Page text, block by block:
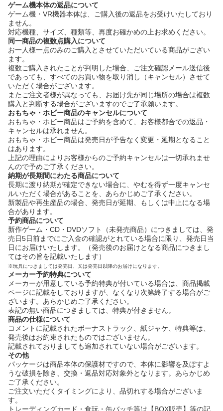
ゲーム機本体の返品について
ゲーム機・VR機器本体は、ご購入後の返品をお受けいたしており
ません。
対応機種、サイズ、種類等、再度お確かめの上お求めください。
同一商品の複数点購入について
お一人様一点のみのご購入とさせていただいている商品がござい
ます。
複数ご購入されたことが判明した場合、ご注文確認メール送信後
であっても、すべてのお買い物を取り消し（キャンセル）させて
いただく場合がございます。
またご注文者様が異なっても、お届け先が同じ場所の場合は複数
購入と判断する場合がございますのでご了承願います。
おもちゃ・ホビー商品のキャンセルについて
おもちゃ・ホビー商品はご予約を含めて、お客様都合での返品・
キャンセルは承れません。
おもちゃ・ホビー商品は発売日が予告なく変更・延期となること
はあります。
上記の理由によりお客様からのご予約キャンセルは一切承れませ
んので予めご了承ください。
納期が長期間にわたる商品について
長期に渡り納期が確定できない場合に、やむを得ず一度キャンセ
ルいただく場合があることを、あらかじめご了承ください。
新製品や再生産品の場合、発売日が延期、もしくは中止になる場
合があります。
予約商品について
新作ゲーム・CD・DVDソフト（未発売商品）につきましては、発
売日5日前までにご入金の確認がとれている場合に限り、発売日当
日にお届けいたします。（発売後のお届けとなる商品につきまし
てはその旨を記載いたします）
※玩具につきましては発売日、又は発売日以降のお届けになります。
メーカー予約特典について
メーカーが用意している予約特典が付いている場合は、商品掲載
ページに記載をしておりますが、なくなり次第終了する場合がご
ざいます。あらかじめご了承ください。
表記の無い商品につきましては、特典が付きません。
商品の仕様について
コメントに記載されたボーナストラック、紙ジャケ、特典等は、
発売後はお約束されたものではございません。
記載されておりましても追加されていない場合がございます。
その他
パッケージは商品本体の保護材ですので、本体に影響を及ぼすよ
うな破損を除き、交換・返品対応対象外となります。あらかじめ
ご了承ください。
ご注文いただくタイミングにより、品切れする場合がございま
す。
トレーディングカード・食玩・缶バッチ等は【BOX販売】等の記